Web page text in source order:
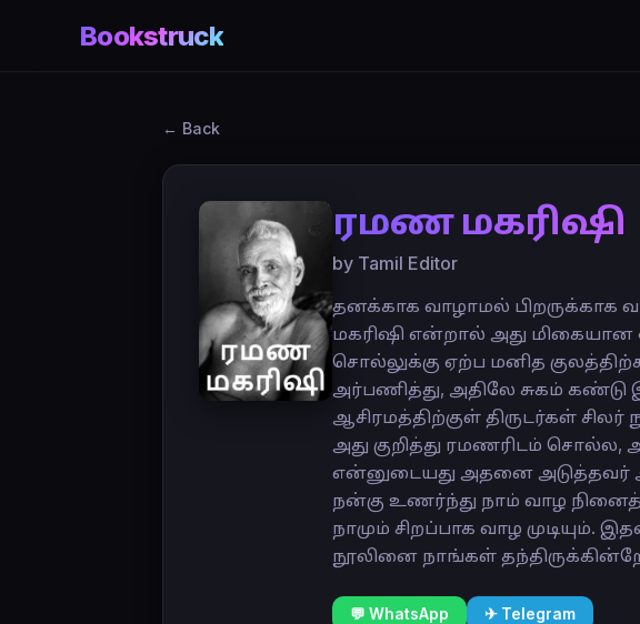
Bookstruck
← Back
ரமண மகரிஷி
by Tamil Editor
தனக்காக வாழாமல் பிறருக்காக
மகரிஷி என்றால் அது
சொல்லுக்கு ஏற்ப மனித
அர்பணித்து, அதிலே சுகம்
ஆசிரமத்திற்குள் திருடர்கள்
அது குறித்து ரமணரிடம்
என்னுடையது அதனை அடுத்தவர்
நன்கு உணர்ந்து நாம் வாழ
நாமும் சிறப்பாக வாழ
நூலினை நாங்கள்
💬 WhatsApp ✈ Telegram